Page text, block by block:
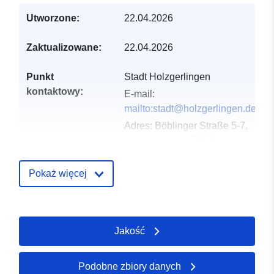
Utworzone: 22.04.2026
Zaktualizowane: 22.04.2026
Punkt
kontaktowy:
Stadt Holzgerlingen
E-mail:
mailto:stadt@holzgerlingen.de
Adres: Böblinger Straße 5-7,
Zapis katalogu: Dodany do data.europa.eu: 02
May 2026
Zaktualizowano dane.europa.eu:
25 July 2026
Pokaż więcej
Jakość
Podobne zbiory danych